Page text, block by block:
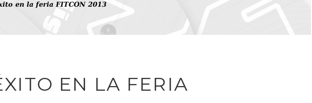
en la feria FITCON 2013
EN LA FERIA